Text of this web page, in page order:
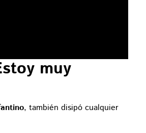
muy
, también disipó cualquier